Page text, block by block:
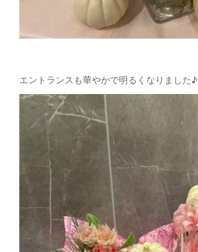
エントランスも華やかで明るくなりました♪